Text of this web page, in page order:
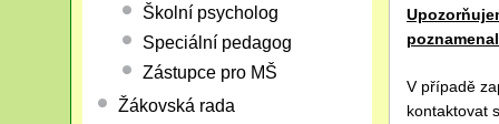
V případě
kontaktovat
Školní psycholog
Speciální pedagog
Zástupce pro MŠ
Žákovská rada